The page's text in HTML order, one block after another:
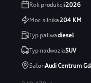
Rok produkcji2026
Moc silnika204KM
Typ paliwadiesel
Typ nadwoziaSUV
SalonAudi Centrum